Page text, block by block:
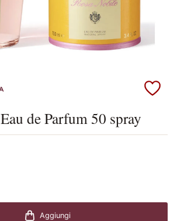
di Parma
de Parfum 50 spray
Aggiungi